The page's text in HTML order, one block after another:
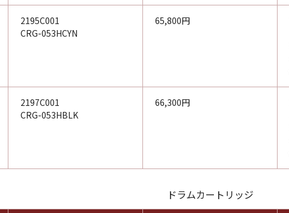
2195C001
CRG-053HCYN
65,800円
2197C001
CRG-053HBLK
66,300円
ドラムカートリッジ